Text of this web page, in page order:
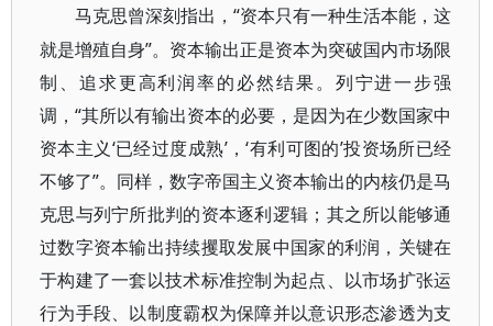
马克思曾深刻指出，“资本只有一种生活本能，这
就是增殖自身”。资本输出正是资本为突破国内市场限
制、追求更高利润率的必然结果。列宁进一步强
调，“其所以有输出资本的必要，是因为在少数国家中
资本主义‘已经过度成熟’，‘有利可图的’投资场所已经
不够了”。同样，数字帝国主义资本输出的内核仍是马
克思与列宁所批判的资本逐利逻辑；其之所以能够通
过数字资本输出持续攫取发展中国家的利润，关键在
于构建了一套以技术标准控制为起点、以市场扩张运
行为手段、以制度霸权为保障并以意识形态渗透为支